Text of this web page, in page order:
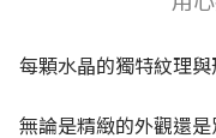
每顆水晶的獨特紋理
無論是精緻的外觀還